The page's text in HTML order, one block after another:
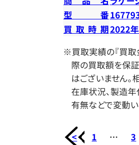
型番
買取時期2022
※買取実績の『買取
際の買取額を保
はございません。
在庫状況、製造年
有無などで変動い
< 1 …
3